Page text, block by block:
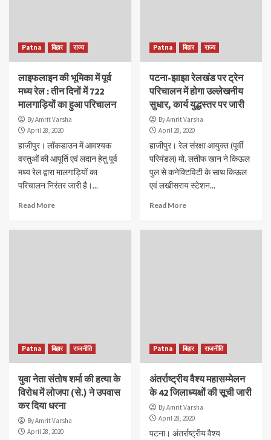
Patna बिहार राज्य
लाइफलाइन की भूमिका में पूर्व
मध्य रेल : तीन दिनों में 722
मालगाड़ियों का हुआ परिचालन
By Amrit Varsha
April 28, 2020
हाजीपुर। लॉकडाउन में आवश्यक
वस्तुओं की आपूर्ति एवं लदान हेतु पूर्व
मध्य रेल द्वारा मालगाड़ियों का
परिचालन निरंतर जारी है।...
Read More
Patna बिहार राज्य
पटना-झाझा रेलखंड पर ट्रेन
परिचालन में होगा उल्लेखनीय
सुधार, कार्य युद्धस्तर पर जारी
By Amrit Varsha
April 28, 2020
हाजीपुर। रेल संरक्षा आयुक्त (पूर्वी
परिमंडल) मो. लतीफ खान ने किऊल
पुल से कनेक्टिविटी के साथ किऊल
एवं लखीसराय स्टेशन...
Read More
Patna बिहार राजनीति
युवा नेता संतोष शर्मा की हत्या के
विरोध में लोजपा (से.) ने उपवास
कर दिया धरना
By Amrit Varsha
April 28, 2020
Patna बिहार राजनीति
अंतर्राष्ट्रीय वैश्य महासम्मेलन
के 42 जिलाध्यक्षों की सूची जारी
By Amrit Varsha
April 28, 2020
पटना। अंतर्राष्ट्रीय वैश्य